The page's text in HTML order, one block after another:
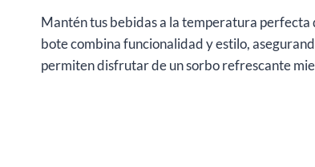
Mantén tus bebidas a la temperatura perfecta
bote combina funcionalidad y estilo,
permiten disfrutar de un sorbo refrescante